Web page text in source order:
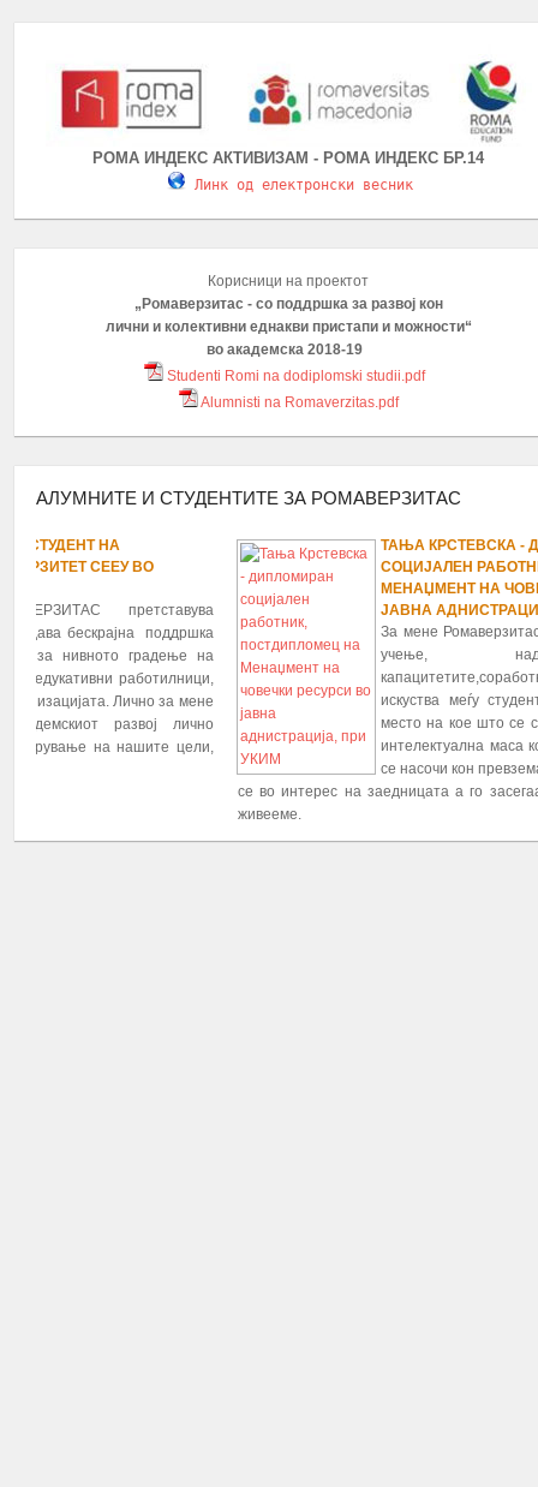
РОМА ИНДЕКС АКТИВИЗАМ - РОМА ИНДЕКС БР.14
Линк од електронски весник
Корисници на проектот
„Ромаверзитас - со поддршка за развој кон
лични и колективни еднакви пристапи и можности“
во академска 2018-19
Studenti Romi na dodiplomski studii.pdf
Alumnisti na Romaverzitas.pdf
АЛУМНИТЕ И СТУДЕНТИТЕ ЗА РОМАВЕРЗИТАС
1 2 1011 12 13141516 171819202122232425 26
ТАЊА КРСТЕВСКА - ДИПЛОМИРАН
СОЦИЈАЛЕН РАБОТНИК, ПОСТДИПЛОМЕЦ НА
МЕНАЏМЕНТ НА ЧОВЕЧКИ РЕСУРСИ ВО
ЈАВНА АДНИСТРАЦИЈА, ПРИ УКИМ
За мене Ромаверзитас претставува можност за
учење, надоградување и
капацитетите,соработка и размена на знаења и
искуства меѓу студентите и алумните, како и
место на кое што се собира и спојува ромската
интелектуална маса која во иднинина треба да
се насочи кон превземање на важни процеси кои
се во интерес на заедницата а го засегаат и општеството во кое